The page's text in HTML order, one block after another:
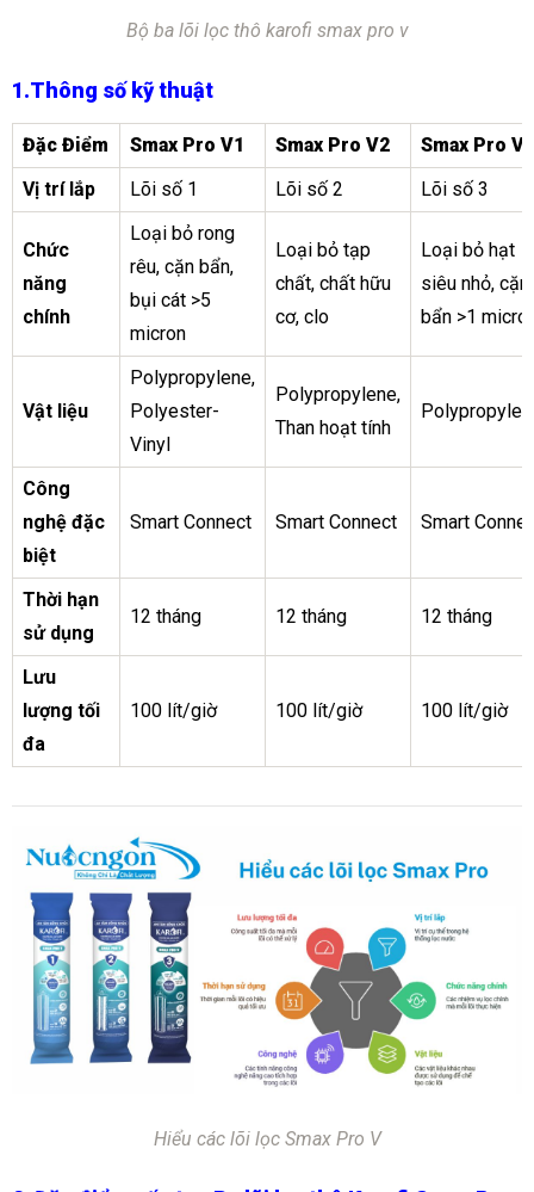
Bộ ba lõi lọc thô karofi smax pro v
1.Thông số kỹ thuật
Đặc Điểm Smax Pro V1 Smax Pro V2
Smax Pro V3
Vị trí lắp
Lõi số 1 Lõi số 2 Lõi số 3
Chức
năng
chính
Loại bỏ rong
rêu, cặn bẩn,
bụi cát >5
micron
Loại bỏ tạp
chất, chất hữu
cơ, clo
Loại bỏ hạt
siêu nhỏ, cặn
bẩn >1
Vật liệu
Polypropylene,
Polyester-
Vinyl
Polypropylene,
Than hoạt tính
Công
nghệ đặc
biệt
Smart Connect Smart Connect Smart
Thời hạn
sử dụng
12 tháng 12 tháng 12 tháng
Lưu
lượng tối
đa
100 lít/giờ 100 lít/giờ 100 lít/giờ
Hiểu các lõi lọc Smax Pro V